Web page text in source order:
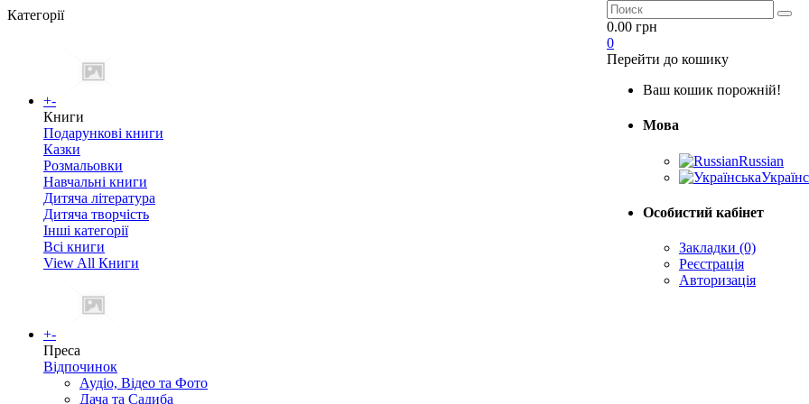
Категорії
+-
Книги
Подарункові книги
Казки
Розмальовки
Навчальні книги
Дитяча література
Дитяча творчість
Інші категорії
Всі книги
View All Книги
+-
Преса
Відпочинок
Аудіо, Відео та Фото
Дача та Садиба
0.00 грн
0
Перейти до кошику
Ваш кошик порожній!
Мова
Russian
Особистий кабінет
Закладки (0)
Реєстрація
Авторизація